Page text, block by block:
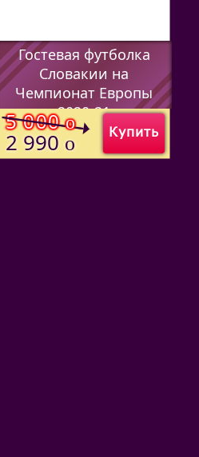
Гостевая футболка
Словакии на
Чемпионат Европы
2020-21
(Код:) Купить
5 000o
2 990 o